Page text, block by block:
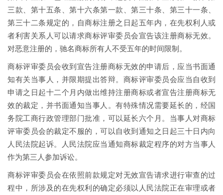
三款、第十五条、第十六条第一款、第三十条、第三十一条、
第三十二条规定的，自商标注册之日起五年内，在先权利人或
者利害关系人可以请求商标评审委员会宣告该注册商标无效。
对恶意注册的，驰名商标所有人不受五年的时间限制。
商标评审委员会收到宣告注册商标无效的申请后，应当书面通
知有关当事人，并限期提出答辩。商标评审委员会应当自收到
申请之日起十二个月内做出维持注册商标或者宣告注册商标无
效的裁定，并书面通知当事人。有特殊情况需要延长的，经国
务院工商行政管理部门批准，可以延长六个月。当事人对商标
评审委员会的裁定不服的，可以自收到通知之日起三十日内向
人民法院起诉。人民法院应当通知商标裁定程序的对方当事人
作为第三人参加诉讼。
商标评审委员会在依照前款规定对无效宣告请求进行审查的过
程中，所涉及的在先权利的确定必须以人民法院正在审理或者